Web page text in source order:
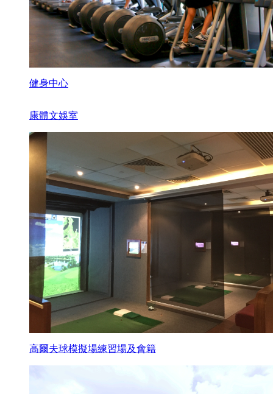
健身中心
康體文娛室
高爾夫球模擬場練習場及會籍